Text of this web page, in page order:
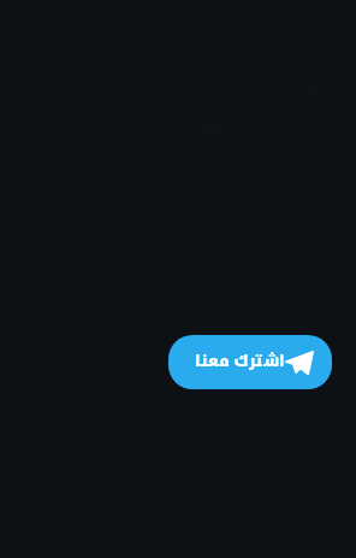
اشترك معنا